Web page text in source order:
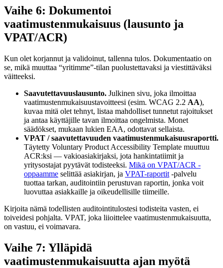
Vaihe 6: Dokumentoi
vaatimustenmukaisuus (lausunto ja
VPAT/ACR)
Kun olet korjannut ja validoinut, tallenna tulos. Dokumentaatio on
se, mikä muuttaa “yritimme”-tilan puolustettavaksi ja viestittäväksi
väitteeksi.
Saavutettavuuslausunto. Julkinen sivu, joka ilmoittaa
vaatimustenmukaisuustavoitteesi (esim. WCAG 2.2 AA),
kuvaa mitä olet tehnyt, listaa mahdolliset tunnetut rajoitukset
ja antaa käyttäjille tavan ilmoittaa ongelmista. Monet
säädökset, mukaan lukien EAA, odottavat sellaista.
VPAT / saavutettavuuden vaatimustenmukaisuusraportti.
Täytetty Voluntary Product Accessibility Template muuttuu
ACR:ksi — vakioasiakirjaksi, jota hankintatiimit ja
yritysostajat pyytävät todisteeksi. Mikä on VPAT/ACR -
oppaamme selittää asiakirjan, ja VPAT-raportit -palvelu
tuottaa tarkan, auditointiin perustuvan raportin, jonka voit
luovuttaa asiakkaille ja oikeudellisille tiimeille.
Kirjoita nämä todellisten auditointitulostesi todisteita vasten, ei
toiveidesi pohjalta. VPAT, joka liioittelee vaatimustenmukaisuutta,
on vastuu, ei voimavara.
Vaihe 7: Ylläpidä
vaatimustenmukaisuutta ajan myötä